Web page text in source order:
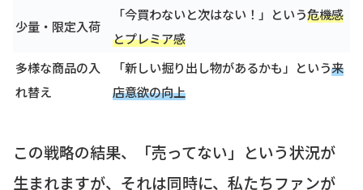
少量・限定入荷
「今買わないと次はない！」という危機感
とプレミア感
多様な商品の入
れ替え
「新しい掘り出し物があるかも」という来
店意欲の向上
この戦略の結果、「売ってない」という状況が
生まれますが、それは同時に、私たちファンが